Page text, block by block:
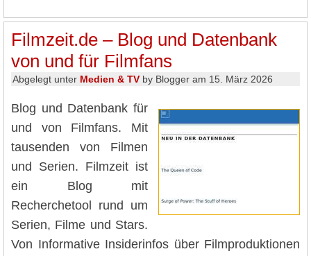
Filmzeit.de – Blog und Datenbank
von und für Filmfans
Abgelegt unter Medien & TV by Blogger am 15. März 2026
Blog und Datenbank für
und von Filmfans. Mit
tausenden von Filmen
und Serien. Filmzeit ist
ein Blog mit
Recherchetool rund um
Serien, Filme und Stars.
Von Informative Insiderinfos über Filmproduktionen